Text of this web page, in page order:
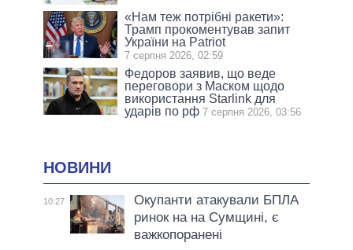
«Нам теж потрібні ракети»:
Трамп прокоментував запит
України на Patriot
7 серпня 2026, 02:59
Федоров заявив, що веде
переговори з Маском щодо
використання Starlink для
ударів по рф 7 серпня 2026, 03:56
НОВИНИ
10:27
Окупанти атакували БПЛА
ринок на на Сумщині, є
важкопоранені